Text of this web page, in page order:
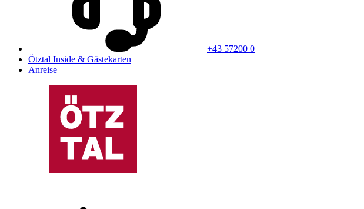
+43 57200 0
Ötztal Inside & Gästekarten
Anreise